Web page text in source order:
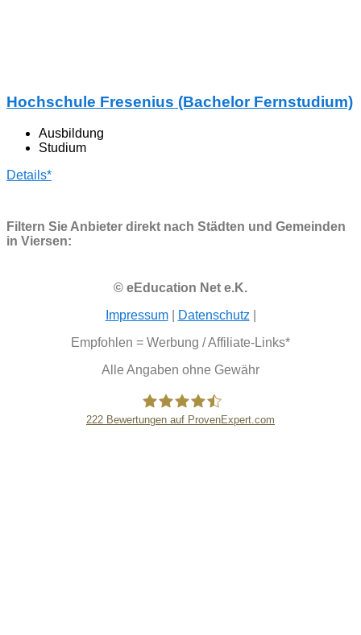
Hochschule Fresenius (Bachelor Fernstudium)
Ausbildung
Studium
Details*
Filtern Sie Anbieter direkt nach Städten und Gemeinden
in Viersen:
© eEducation Net e.K.
Impressum| Datenschutz
Empfohlen = Werbung / Affiliate-Links*
Alle Angaben ohne Gewähr
222 Bewertungen auf ProvenExpert.com